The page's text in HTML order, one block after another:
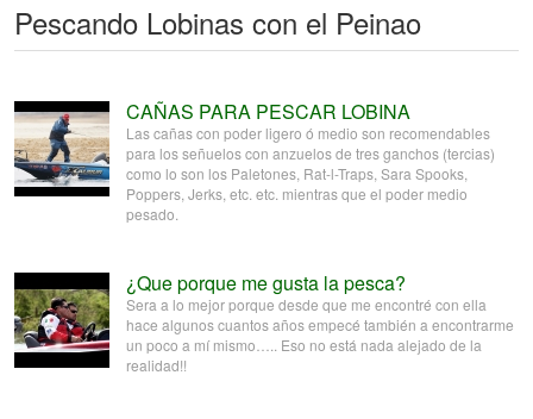
Pescando Lobinas con el Peinao
CAÑAS PARA PESCAR LOBINA
Las cañas con poder ligero ó medio son recomendables
para los señuelos con anzuelos de tres ganchos (tercias)
como lo son los Paletones, Rat-l-Traps, Sara Spooks,
Poppers, Jerks, etc. etc. mientras que el poder medio
pesado.
¿Que porque me gusta la pesca?
Sera a lo mejor porque desde que me encontré con ella
hace algunos cuantos años empecé también a encontrarme
un poco a mí mismo….. Eso no está nada alejado de la
realidad!!